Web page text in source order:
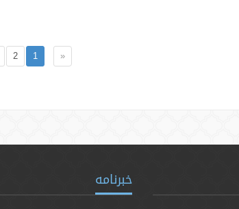
«
1
2
خبرنامه